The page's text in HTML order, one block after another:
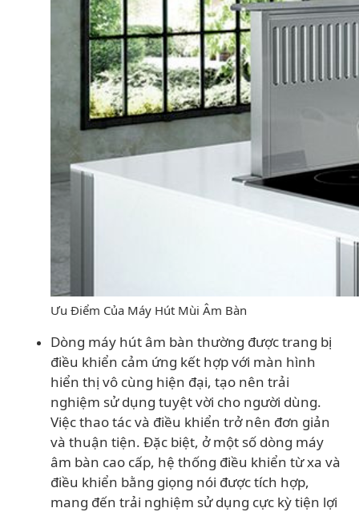
Ưu Điểm Của Máy Hút Mùi Âm Bàn
Dòng máy hút âm bàn thường được trang bị
điều khiển cảm ứng kết hợp với màn hình
hiển thị vô cùng hiện đại, tạo nên trải
nghiệm sử dụng tuyệt vời cho người dùng.
Việc thao tác và điều khiển trở nên đơn giản
và thuận tiện. Đặc biệt, ở một số dòng máy
âm bàn cao cấp, hệ thống điều khiển từ xa và
điều khiển bằng giọng nói được tích hợp,
mang đến trải nghiệm sử dụng cực kỳ tiện lợi